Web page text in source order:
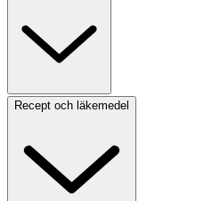
Recept och läkemedel